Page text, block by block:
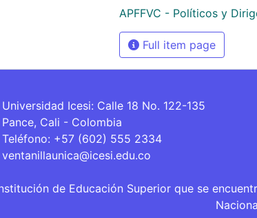
APFFVC - Políticos y
Full item page
Universidad Icesi: Calle 18 No. 122-135
Pance, Cali - Colombia
Teléfono: +57 (602) 555 2334
ventanillaunica@icesi.edu.co
de Educación Superior que se